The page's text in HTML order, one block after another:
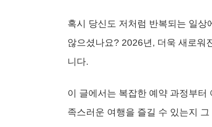
혹시 당신도 저처럼 반복되는 일상
않으셨나요? 2026년, 더욱 새로워
니다.
이 글에서는 복잡한 예약 과정부
족스러운 여행을 즐길 수 있는지